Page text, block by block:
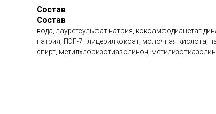
Состав
Состав
вода, лауретсульфат натрия, кокоамфодиацетат
натрия, ПЭГ-7 глицерилкокоат, молочная кислота,
спирт, метилхлоризотиазолинон,